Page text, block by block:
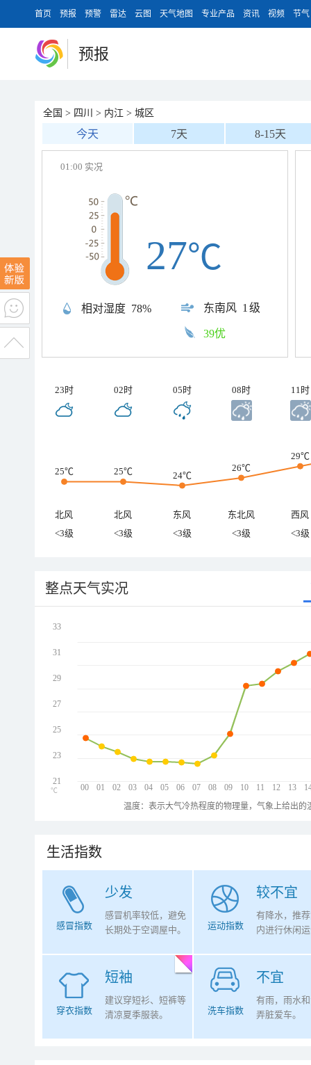
首页 预报 预警 雷达 云图 天气地图 专业产品 资讯 视频 节气
预报
全国 > 四川 > 内江 > 城区
今天 7天 8-15天
01:00 实况
相对湿度 78% 东南风 1级
27℃
39优
23时 02时 05时 08时 11时
25℃ 25℃ 24℃
26℃
29℃
北风 北风 东风 东北风
西风
<3级
<3级 <3级 <3级 <3级
整点天气实况
00 01 02 03 04 05 06 07 08 09 10 11 12 13
33
31
29
27
25
23
21
℃
温度：表示大气冷热程度的物理量，气象上给出
生活指数
少发
感冒指数
感冒机率较低，避免
长期处于空调屋中。
较不宜
运动指数
有降水，推
内进行休闲
短袖
穿衣指数
建议穿短衫、短裤等
清凉夏季服装。
不宜
洗车指数
有雨，雨水
弄脏爱车。